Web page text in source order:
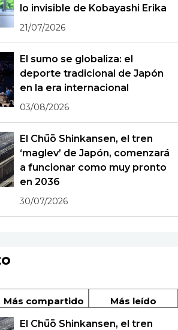
lo invisible de Kobayashi Erika
21/07/2026
El sumo se globaliza: el
deporte tradicional de Japón
en la era internacional
03/08/2026
El Chūō Shinkansen, el tren
‘maglev’ de Japón, comenzará
a funcionar como muy pronto
en 2036
30/07/2026
Más compartido Más leído
El Chūō Shinkansen, el tren